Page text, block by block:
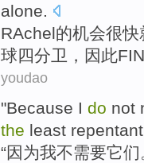
alone.
RAchel的机会很快
球四分卫 ，因此
youdao
"Because I do not
the least repentant
“因为我不需要它们